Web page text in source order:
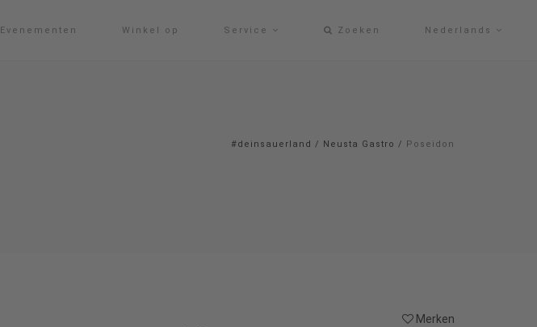
Evenementen Winkel op Service Zoeken Nederlands
#deinsauerland / Neusta Gastro / Poseidon
Merken